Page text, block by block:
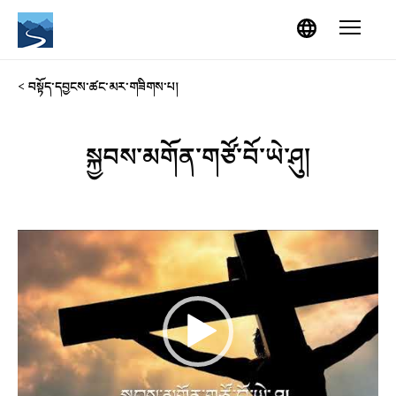
Skip to content
< བསྟོད་དབྱངས་ཚང་མར་གཟིགས་པ།
སྐྱབས་མགོན་གཙོ་བོ་ཡེ་ཤུ།
V
d
e
o
P
l